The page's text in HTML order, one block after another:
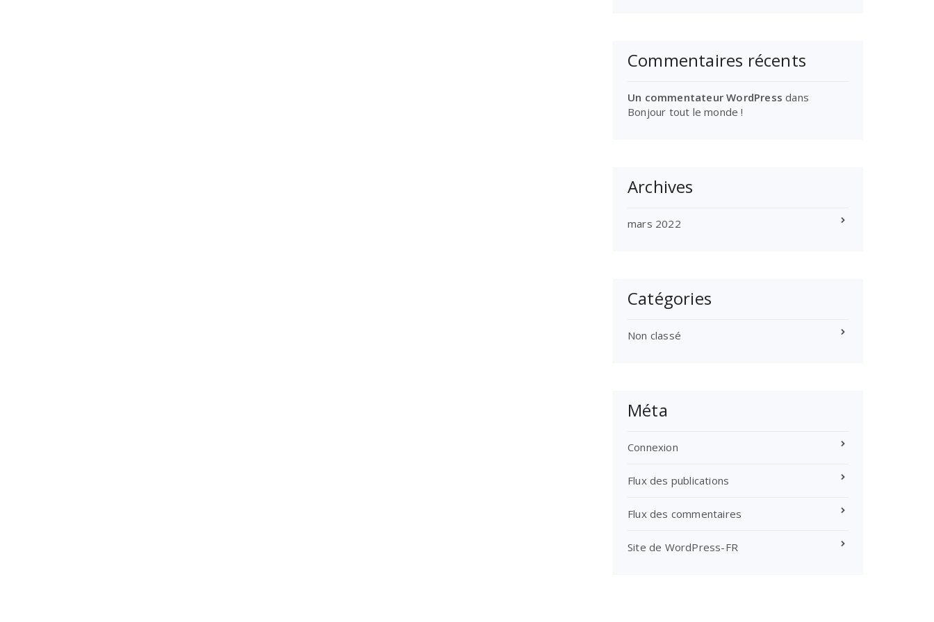
Commentaires récents
Un commentateur WordPress dans
Bonjour tout le monde !
Archives
mars 2022
Catégories
Non classé
Méta
Connexion
Flux des publications
Flux des commentaires
Site de WordPress-FR